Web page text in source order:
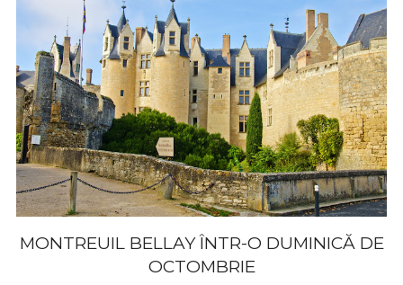
MONTREUIL BELLAY ÎNTR-O DUMINICĂ DE
OCTOMBRIE